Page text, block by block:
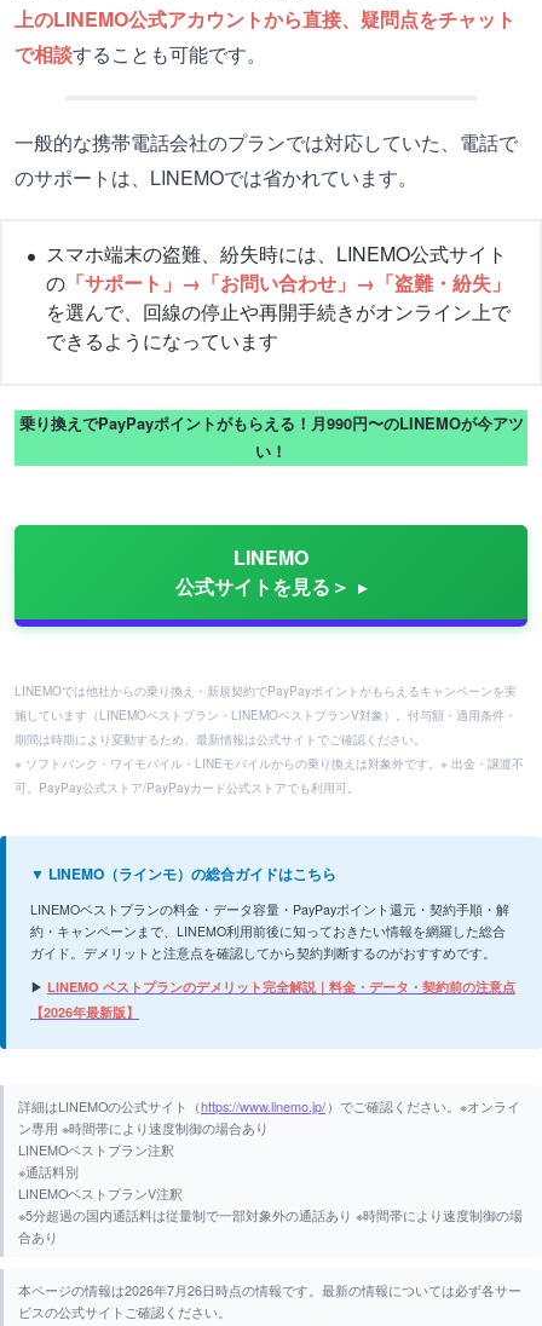
上のLINEMO公式アカウントから直接、疑問点をチャット
で相談することも可能です。
一般的な携帯電話会社のプランでは対応していた、電話で
のサポートは、LINEMOでは省かれています。
スマホ端末の盗難、紛失時には、LINEMO公式サイト
の 「サポート」→「お問い合わせ」→「盗難・紛失」
を選んで、回線の停止や再開手続きがオンライン上で
できるようになっています
乗り換えでPayPayポイントがもらえる！月990円〜のLINEMOが今アツ
い！
LINEMO
公式サイトを見る＞
LINEMOでは他社からの乗り換え・新規契約でPayPayポイントがもらえるキャンペーンを実
施しています（LINEMOベストプラン・LINEMOベストプランV対象）。付与額・適用条件・
期間は時期により変動するため、最新情報は公式サイトでご確認ください。
※ ソフトバンク・ワイモバイル・LINEモバイルからの乗り換えは対象外です。※ 出金・譲渡不
可。PayPay公式ストア/PayPayカード公式ストアでも利用可。
▼ LINEMO（ラインモ）の総合ガイドはこちら
LINEMOベストプランの料金・データ容量・PayPayポイント還元・契約手順・解
約・キャンペーンまで、LINEMO利用前後に知っておきたい情報を網羅した総合
ガイド。デメリットと注意点を確認してから契約判断するのがおすすめです。
▶ LINEMO ベストプランのデメリット完全解説｜料金・データ・契約前の注意点
【2026年最新版】
詳細はLINEMOの公式サイト（https://www.linemo.jp/）でご確認ください。※オンライ
ン専用 ※時間帯により速度制御の場合あり
LINEMOベストプラン注釈
※通話料別
LINEMOベストプランV注釈
※5分超過の国内通話料は従量制で一部対象外の通話あり ※時間帯により速度制御の場
合あり
本ページの情報は2026年7月26日時点の情報です。最新の情報については必ず各サー
ビスの公式サイトご確認ください。